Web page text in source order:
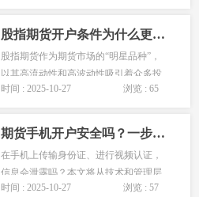
股指期货开户条件为什么更严格？特殊品种开通攻略
股指期货作为期货市场的“明星品种”，
以其高流动性和高波动性吸引着众多投
资者，但其开户条件也最为严格。这背
时间 : 2025-10-27 浏览 : 65
期货手机开户安全吗？一步步教你完成APP在线开户
在手机上传输身份证、进行视频认证，
信息会泄露吗？本文将从技术和管理层
面为您详细论证手机开户的安全性，并
时间 : 2025-10-27 浏览 : 57